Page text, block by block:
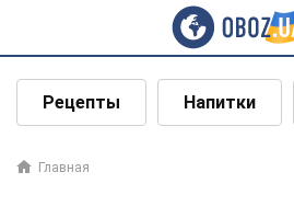
Рецепты Напитки
Главная